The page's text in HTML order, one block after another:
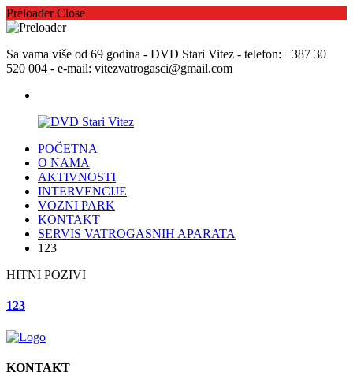
Preloader Close
Sa vama više od 69 godina - DVD Stari Vitez - telefon: +387 30
520 004 - e-mail: vitezvatrogasci@gmail.com
POČETNA
O NAMA
AKTIVNOSTI
INTERVENCIJE
VOZNI PARK
KONTAKT
SERVIS VATROGASNIH APARATA
123
HITNI POZIVI
123
KONTAKT